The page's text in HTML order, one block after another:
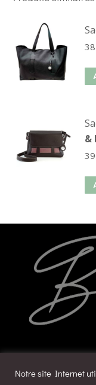
&
design by Agence
Notre site Internet